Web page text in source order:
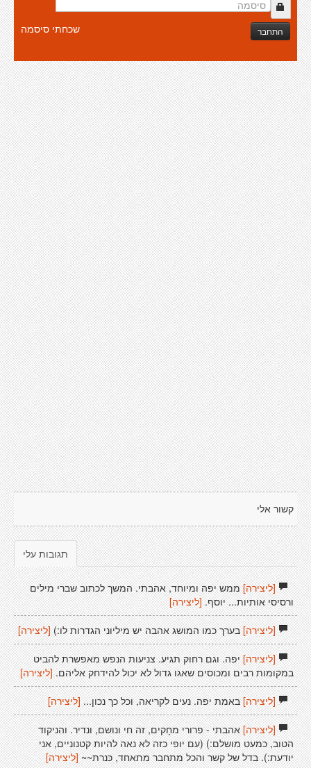
התחבר שכחתי סיסמה
קשור אלי
תגובות עלי
[ליצירה]ממש יפה ומיוחד, אהבתי. המשך לכתוב שברי מילים
ורסיסי אותיות... יוסף. [ליצירה]
[ליצירה]בערך כמו המושג אהבה יש מיליוני הגדרות לו:) [ליצירה]
[ליצירה]יפה. וגם רחוק תגיע. צניעות הנפש מאפשרת להביט
במקומות רבים ומכוסים שאגו גדול לא יכול להידחק אליהם. [ליצירה]
[ליצירה]באמת יפה. נעים לקריאה, וכל כך נכון... [ליצירה]
[ליצירה]אהבתי - פרורי מחָקים, זה חי ונושם, ונדיר. והניקוד
הטוב, כמעט מושלם:) (עם יופי כזה לא נאה להיות קטנוניים, אני
יודעת:). בדל של קשר והכל מתחבר מתאחד, כּנרת~~ [ליצירה]